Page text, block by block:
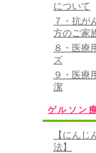
について
７・抗が
方のご家
８・医療
ズ
９・医
潔
ゲルソン
【にん
法】